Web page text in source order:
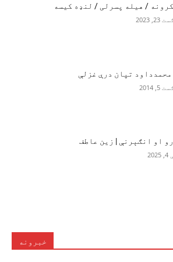
/ هیله پسرلی / لنډه کیسه
23, 2023
محمدداود تپان درې غزلې
5, 2014
او انګېرنې | زین عاطف
خبرونه